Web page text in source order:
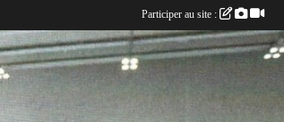
Participer au site :